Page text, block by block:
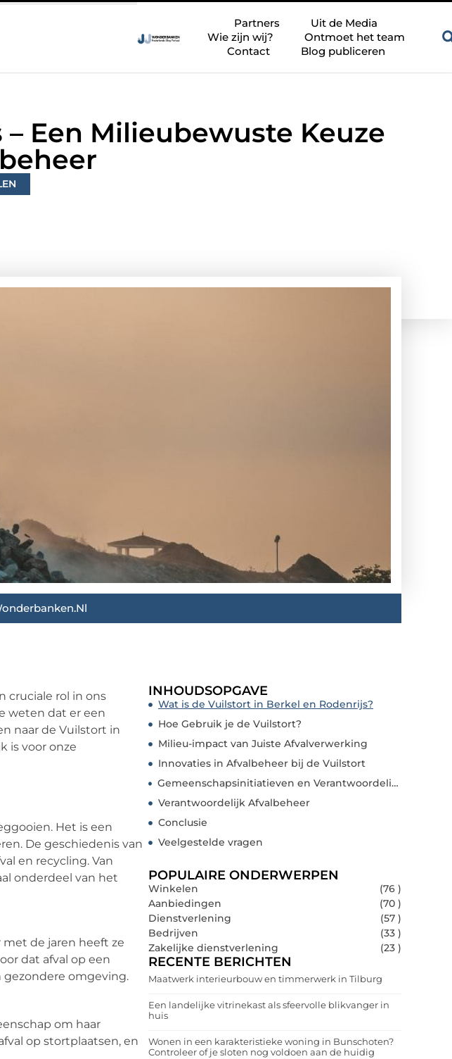
voldoen aan de huidig
Partners
Uit de Media
Wie zijn wij?
Ontmoet het team
Contact
Blog publiceren
Een Milieubewuste Keuze
cruciale rol in ons
weten dat er een
naar de Vuilstort in
is voor onze
Het is een
De geschiedenis van
en recycling. Van
onderdeel van het
de jaren heeft ze
dat afval op een
gezondere omgeving.
om haar
op stortplaatsen, en
INHOUDSOPGAVE
Wat is de Vuilstort in Berkel en Rodenrijs?
Hoe Gebruik je de Vuilstort?
Milieu-impact van Juiste Afvalverwerking
Innovaties in Afvalbeheer bij de Vuilstort
Gemeenschapsinitiatieven en Verantwoordelijkheid
Verantwoordelijk Afvalbeheer
Conclusie
Veelgestelde vragen
POPULAIRE ONDERWERPEN
Winkelen
(76 )
Aanbiedingen
(70 )
Dienstverlening
(57 )
Bedrijven
(33 )
Zakelijke dienstverlening
(23 )
RECENTE BERICHTEN
Maatwerk interieurbouw en timmerwerk in Tilburg
Een landelijke vitrinekast als sfeervolle blikvanger in
huis
Wonen in een karakteristieke woning in Bunschoten?
Controleer of je sloten nog voldoen aan de huidig